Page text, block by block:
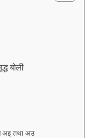
बोली
अइ तथा अउ